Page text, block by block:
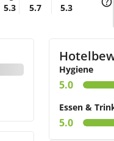
5.3
5.7
5.3
Hygiene
5.0
Essen &
5.0